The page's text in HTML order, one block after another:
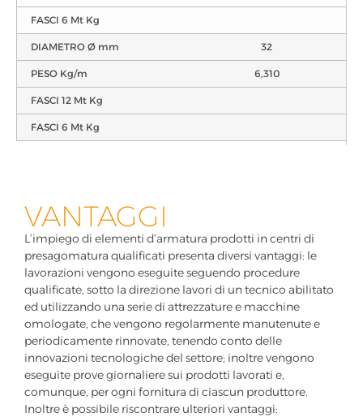
FASCI 6 Mt Kg
DIAMETRO Ø mm 32
PESO Kg/m 6,310
FASCI 12 Mt Kg
FASCI 6 Mt Kg
VANTAGGI
L’impiego di elementi d’armatura prodotti in centri di
presagomatura qualificati presenta diversi vantaggi: le
lavorazioni vengono eseguite seguendo procedure
qualificate, sotto la direzione lavori di un tecnico abilitato
ed utilizzando una serie di attrezzature e macchine
omologate, che vengono regolarmente manutenute e
periodicamente rinnovate, tenendo conto delle
innovazioni tecnologiche del settore; inoltre vengono
eseguite prove giornaliere sui prodotti lavorati e,
comunque, per ogni fornitura di ciascun produttore.
Inoltre è possibile riscontrare ulteriori vantaggi: